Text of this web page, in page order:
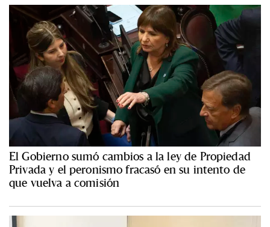
El Gobierno sumó cambios a la ley de Propiedad
Privada y el peronismo fracasó en su intento de
que vuelva a comisión